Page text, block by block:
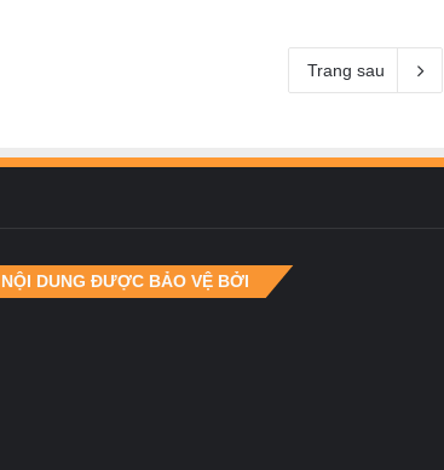
Trang sau
NỘI DUNG ĐƯỢC BẢO VỆ BỞI